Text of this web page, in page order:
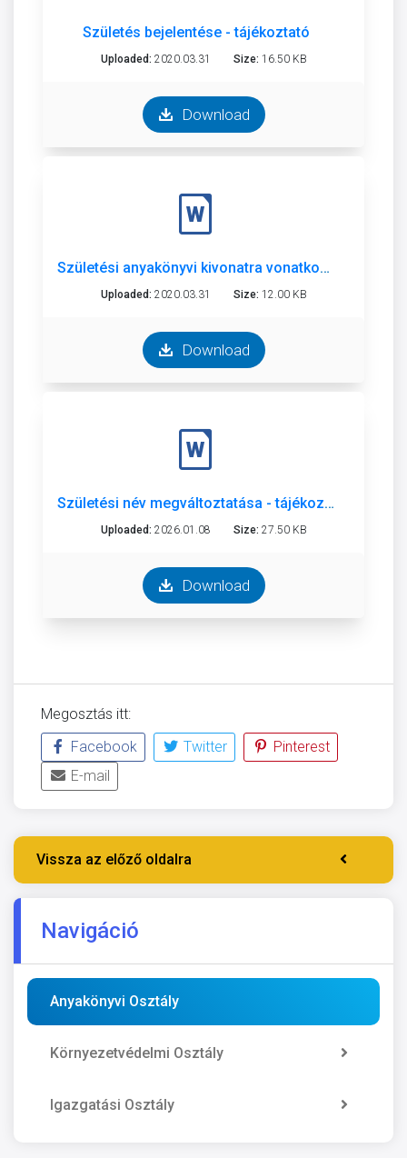
Születés bejelentése - tájékoztató
Uploaded: 2020.03.31 Size: 16.50 KB
Download
Születési anyakönyvi kivonatra vonatkozó kérelem
Uploaded: 2020.03.31 Size: 12.00 KB
Download
Születési név megváltoztatása - tájékoztató (2026).doc
Uploaded: 2026.01.08 Size: 27.50 KB
Download
Megosztás itt:
Facebook
Twitter
Pinterest
E-mail
Vissza az előző oldalra
Navigáció
Anyakönyvi Osztály
Környezetvédelmi Osztály
Igazgatási Osztály